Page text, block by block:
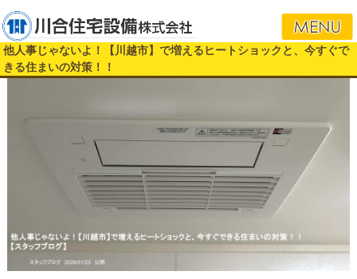
他人事じゃないよ！【川越市】で増えるヒートショックと、今すぐで
きる住まいの対策！！